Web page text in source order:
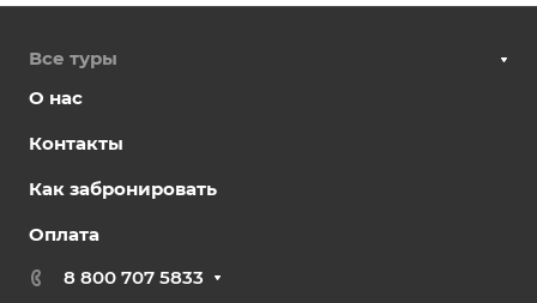
Все туры
О нас
Контакты
Как забронировать
Оплата
8 800 707 5833